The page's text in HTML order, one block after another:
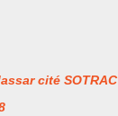
cité SOTRAC